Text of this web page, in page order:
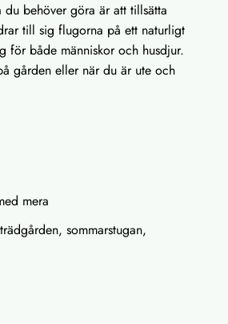
behöver göra är att tillsätta
till sig flugorna på ett naturligt
både människor och husdjur.
gården eller när du är ute och
mera
sommarstugan,